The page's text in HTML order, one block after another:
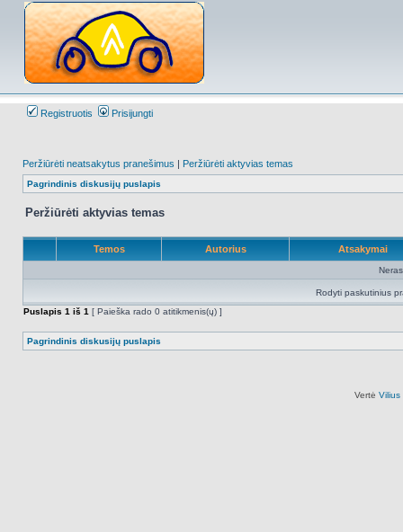
Registruotis Prisijungti
Peržiūrėti neatsakytus pranešimus | Peržiūrėti aktyvias temas
Pagrindinis diskusijų puslapis
Peržiūrėti aktyvias temas
Temos Autorius Atsakymai
Rodyti paskutinius
Puslapis 1 iš 1 [ Paieška rado 0 atitikmenis(ų) ]
Pagrindinis diskusijų puslapis
Vertė Vilius